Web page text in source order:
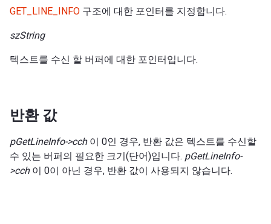
GET_LINE_INFO 구조에 대한 포인터를 지정합니다.
szString
텍스트를 수신 할 버퍼에 대한 포인터입니다.
반환 값
pGetLineInfo->cch이 0인 경우, 반환 값은 텍스트를 수신할
수 있는 버퍼의 필요한 크기(단어)입니다. pGetLineInfo-
>cch이 0이 아닌 경우, 반환 값이 사용되지 않습니다.